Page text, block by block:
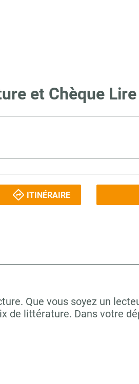
et Chèque
ITINÉRAIRE
Que vous soyez un
de littérature. Dans votre